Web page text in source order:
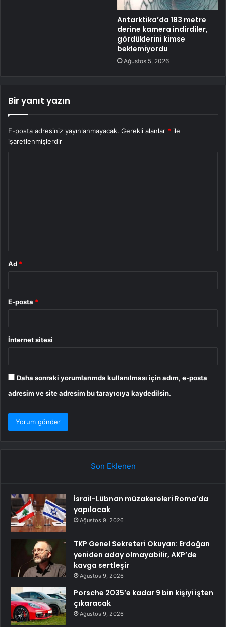
Antarktika’da 183 metre
derine kamera indirdiler,
gördüklerini kimse
beklemiyordu
Ağustos 5, 2026
Bir yanıt yazın
E-posta adresiniz yayınlanmayacak. Gerekli alanlar * ile
işaretlenmişlerdir
Ad *
E-posta *
İnternet sitesi
Daha sonraki yorumlarımda kullanılması için adım, e-posta
adresim ve site adresim bu tarayıcıya kaydedilsin.
Son Eklenen
İsrail-Lübnan müzakereleri Roma’da
yapılacak
Ağustos 9, 2026
TKP Genel Sekreteri Okuyan: Erdoğan
yeniden aday olmayabilir, AKP’de
kavga sertleşir
Ağustos 9, 2026
Porsche 2035’e kadar 9 bin kişiyi işten
çıkaracak
Ağustos 9, 2026